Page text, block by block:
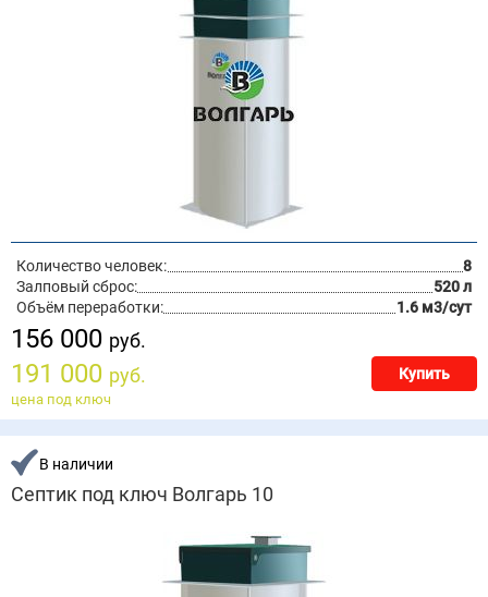
Количество человек:
8
Залповый сброс:
520 л
Объём переработки:
1.6 м3/сут
156 000 руб.
191 000 руб. Купить
цена под ключ
В наличии
Септик под ключ Волгарь 10